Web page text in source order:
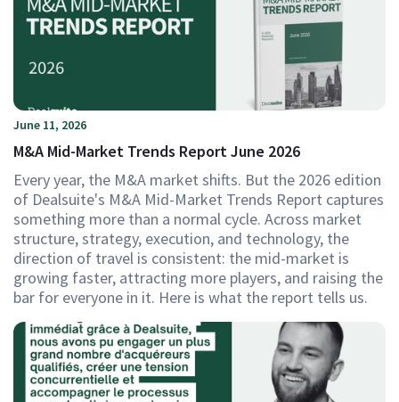
June 11, 2026
M&A Mid-Market Trends Report June 2026
Every year, the M&A market shifts. But the 2026 edition
of Dealsuite's M&A Mid-Market Trends Report captures
something more than a normal cycle. Across market
structure, strategy, execution, and technology, the
direction of travel is consistent: the mid-market is
growing faster, attracting more players, and raising the
bar for everyone in it. Here is what the report tells us.